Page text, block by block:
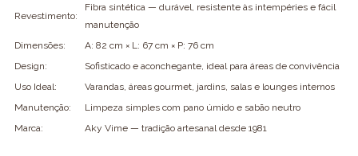
Revestimento:
Fibra sintética — durável, resistente às intempéries e fácil
manutenção
Dimensões:
A: 82 cm × L: 67 cm × P: 76 cm
Design:
Sofisticado e aconchegante, ideal para áreas de convivência
Uso Ideal:
Varandas, áreas gourmet, jardins, salas e lounges internos
Manutenção:
Limpeza simples com pano úmido e sabão neutro
Marca:
Aky Vime — tradição artesanal desde 1981